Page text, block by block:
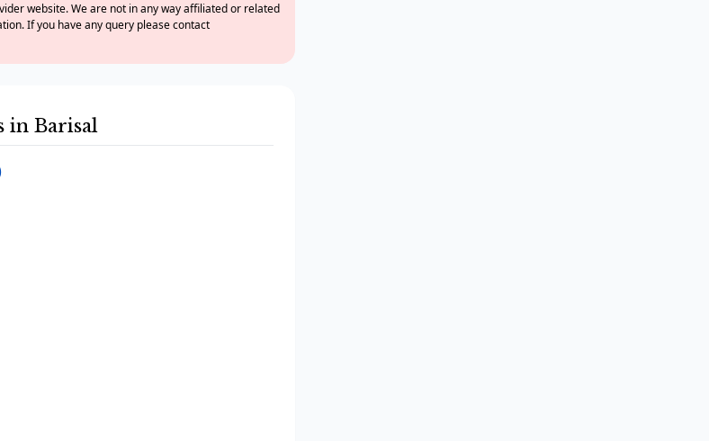
website. We are not in any way affiliated or related
If you have any query please contact
in Barisal